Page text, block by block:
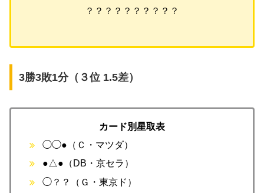
？？？？？？？？？？
3勝3敗1分（３位 1.5差）
カード別星取表
◯◯●（Ｃ・マツダ）
●△●（DB・京セラ）
◯？？（Ｇ・東京ド）